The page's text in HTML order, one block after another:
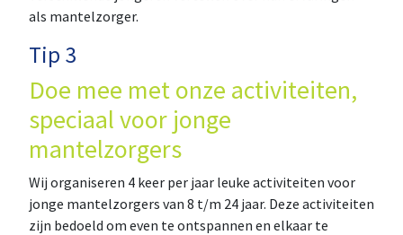
als mantelzorger.
Tip 3
Doe mee met onze activiteiten,
speciaal voor jonge
mantelzorgers
Wij organiseren 4 keer per jaar leuke activiteiten voor
jonge mantelzorgers van 8 t/m 24 jaar. Deze activiteiten
zijn bedoeld om even te ontspannen en elkaar te